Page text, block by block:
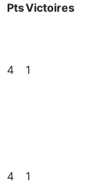
PtsVictoires
4 1
4 1